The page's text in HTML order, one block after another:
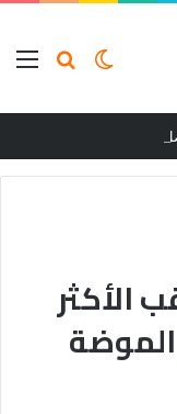
بحثالوضع
الأكثر